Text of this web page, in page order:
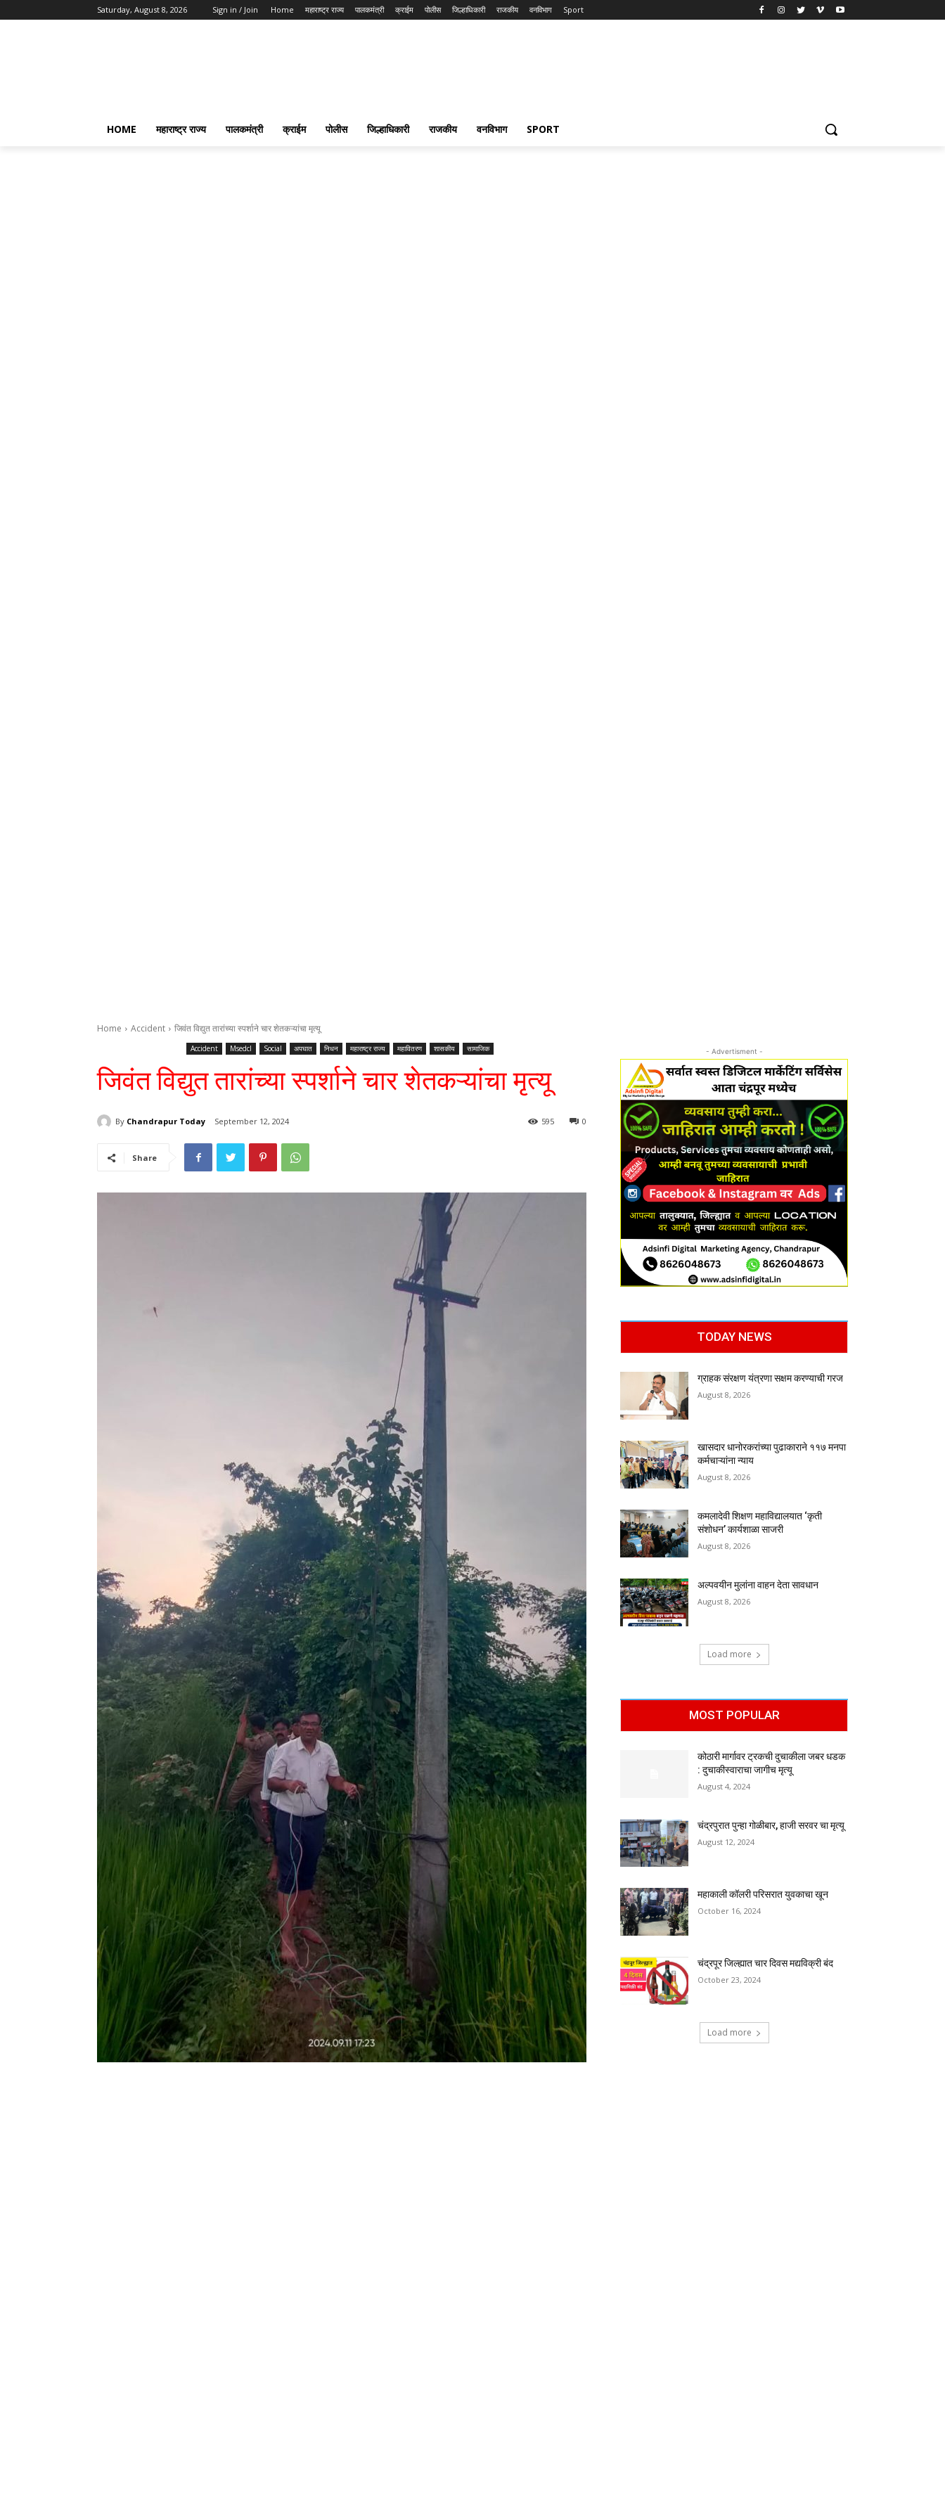
Saturday, August 8, 2026 Sign in / Join Home महाराष्ट्र राज्य पालकमंत्री क्राईम पोलीस जिल्हाधिकारी राजकीय वनविभाग Sport
HOME महाराष्ट्र राज्य पालकमंत्री क्राईम पोलीस जिल्हाधिकारी राजकीय वनविभाग SPORT
Home Accident जिवंत विद्युत तारांच्या स्पर्शाने चार शेतकऱ्यांचा मृत्यू
Accident Msedcl Social अपघात निधन महाराष्ट्र राज्य महावितरण शासकीय सामाजिक
जिवंत विद्युत तारांच्या स्पर्शाने चार शेतकऱ्यांचा मृत्यू
By Chandrapur Today September 12, 2024 0
595
Share
- Advertisment -
TODAY NEWS
ग्राहक संरक्षण यंत्रणा सक्षम करण्याची गरज
August 8, 2026
खासदार धानोरकरांच्या पुढाकाराने ११७ मनपा
कर्मचाऱ्यांना न्याय
August 8, 2026
कमलादेवी शिक्षण महाविद्यालयात ‘कृती
संशोधन’ कार्यशाळा साजरी
August 8, 2026
अल्पवयीन मुलांना वाहन देता सावधान
August 8, 2026
Load more
MOST POPULAR
कोठारी मार्गावर ट्रकची दुचाकीला जबर धडक
: दुचाकीस्वाराचा जागीच मृत्यू
August 4, 2024
चंद्रपुरात पुन्हा गोळीबार, हाजी सरवर चा मृत्यू
August 12, 2024
महाकाली कॉलरी परिसरात युवकाचा खून
October 16, 2024
चंद्रपूर जिल्ह्यात चार दिवस मद्यविक्री बंद
October 23, 2024
Load more